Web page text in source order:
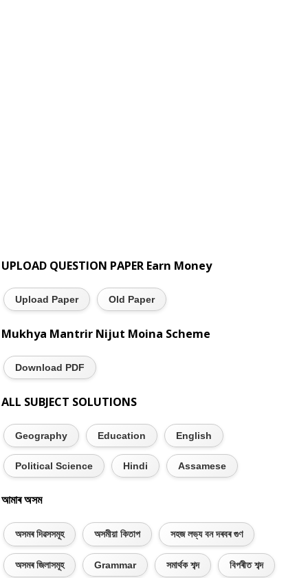
UPLOAD QUESTION PAPER Earn Money
Upload Paper Old Paper
Mukhya Mantrir Nijut Moina Scheme
Download PDF
ALL SUBJECT SOLUTIONS
Geography Education English
Political Science Hindi Assamese
আমাৰ অসম
অসমৰ দিৱসসমূহ অসমীয়া কিতাপ সহজ লভ্য বন দৰবৰ গুণ
অসমৰ জিলাসমূহ Grammar সমাৰ্থক শব্দ বিপৰীত শব্দ